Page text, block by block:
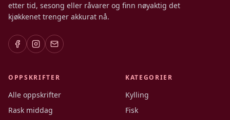
etter tid, sesong eller råvarer og finn nøyaktig det
kjøkkenet trenger akkurat nå.
OPPSKRIFTER
Alle oppskrifter
Rask middag
KATEGORIER
Kylling
Fisk